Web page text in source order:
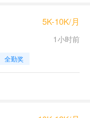
5K-10K/月
1小时前
全勤奖